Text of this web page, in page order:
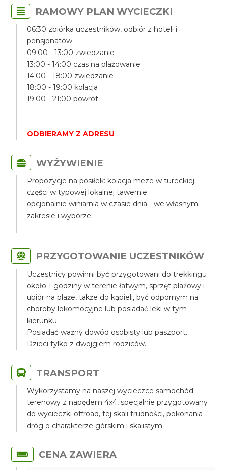
RAMOWY PLAN WYCIECZKI
06:30 zbiórka uczestników, odbiór z hoteli i
pensjonatów
09:00 - 13:00 zwiedzanie
13:00 - 14:00 czas na plażowanie
14:00 - 18:00 zwiedzanie
18:00 - 19:00 kolacja
19:00 - 21:00 powrót
ODBIERAMY Z ADRESU
WYŻYWIENIE
Propozycje na posiłek: kolacja meze w tureckiej
części w typowej lokalnej tawernie
opcjonalnie winiarnia w czasie dnia - we własnym
zakresie i wyborze
PRZYGOTOWANIE UCZESTNIKÓW
Uczestnicy powinni być przygotowani do trekkingu
około 1 godziny w terenie łatwym, sprzęt plażowy i
ubiór na plaże, także do kąpieli, być odpornym na
choroby lokomocyjne lub posiadać leki w tym
kierunku.
Posiadać ważny dowód osobisty lub paszport.
Dzieci tylko z dwojgiem rodziców.
TRANSPORT
Wykorzystamy na naszej wycieczce samochód
terenowy z napędem 4x4, specjalnie przygotowany
do wycieczki offroad, tej skali trudności, pokonania
dróg o charakterze górskim i skalistym.
CENA ZAWIERA